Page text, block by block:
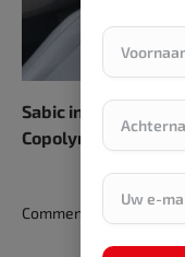
Sabic introduceert
Copolymeerhars
Comments are closed.